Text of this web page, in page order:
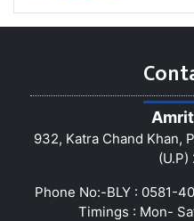
932, Katra Chand Khan,
(U.P)
Phone No:-BLY : 0581-
Timings : Mon-